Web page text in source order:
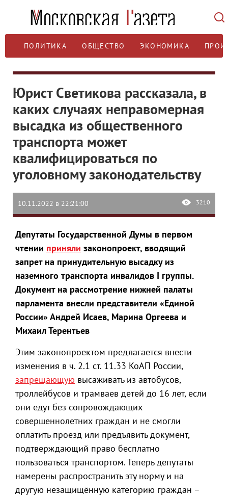
ПОЛИТИКА ОБЩЕСТВО ЭКОНОМИКА
Юрист Светикова рассказала, в
каких случаях неправомерная
высадка из общественного
транспорта может
квалифицироваться по
уголовному законодательству
10.11.2022 в 22:21:00 3210
Депутаты Государственной Думы в первом
чтении приняли законопроект, вводящий
запрет на принудительную высадку из
наземного транспорта инвалидов I группы.
Документ на рассмотрение нижней палаты
парламента внесли представители «Единой
России» Андрей Исаев, Марина Оргеева и
Михаил Терентьев
Этим законопроектом предлагается внести
изменения в ч. 2.1 ст. 11.33 КоАП России,
запрещающую высаживать из автобусов,
троллейбусов и трамваев детей до 16 лет, если
они едут без сопровождающих
совершеннолетних граждан и не смогли
оплатить проезд или предъявить документ,
подтверждающий право бесплатно
пользоваться транспортом. Теперь депутаты
намерены распространить эту норму и на
другую незащищённую категорию граждан –